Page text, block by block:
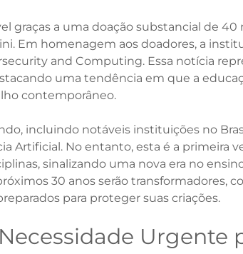
graças a uma doação substancial de
Em homenagem aos doadores, a
and Computing. Essa notícia
uma tendência em que a
contemporâneo.
incluindo notáveis instituições no
Artificial. No entanto, esta é a primeira
sinalizando uma nova era no
30 anos serão transformadores,
para proteger suas criações.
Urgente